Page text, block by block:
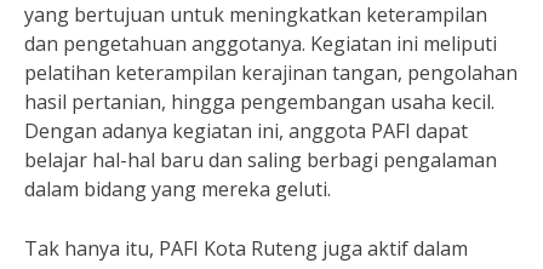
yang bertujuan untuk meningkatkan keterampilan
dan pengetahuan anggotanya. Kegiatan ini meliputi
pelatihan keterampilan kerajinan tangan, pengolahan
hasil pertanian, hingga pengembangan usaha kecil.
Dengan adanya kegiatan ini, anggota PAFI dapat
belajar hal-hal baru dan saling berbagi pengalaman
dalam bidang yang mereka geluti.
Tak hanya itu, PAFI Kota Ruteng juga aktif dalam